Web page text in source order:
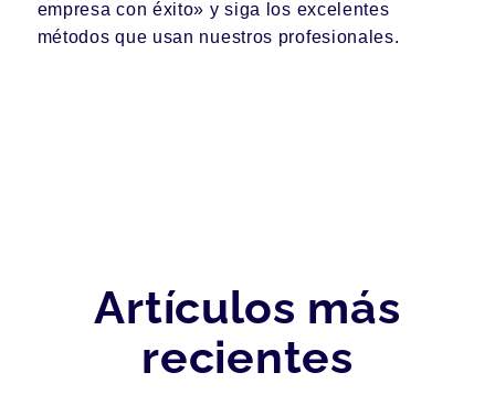
empresa con éxito» y siga los excelentes
métodos que usan nuestros profesionales.
Artículos más
recientes